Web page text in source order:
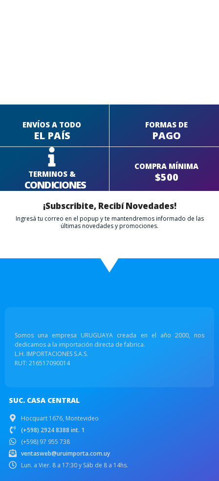
ENVÍOS A TODO
EL PAÍS
FORMAS DE
PAGO
TERMINOS &
CONDICIONES
COMPRA MÍNIMA
$500
¡Subscribite, Recibí Novedades!
Ingresá tu correo en el popup y te mantendremos informado de las
últimas novedades y promociones.
Somos una empresa URUGUAYA creada en el año 2000, nos
dedicamos a la importación directa de fabrica.
L.H. IMPORTACIONES S.A.S.
RUT: 216517090014
SUC. CASA CENTRAL
Hocquart 1676, Montevideo
(+598) 2924 8388 int. 1
(+598) 97 955 738
ventasweb@uruimporta.com.uy
Lun. a Vier. 8 a 17:30 y Sáb de 8 a 14hs.